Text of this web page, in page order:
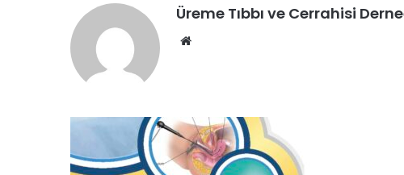
Üreme Tıbbı ve Cerrahisi
Web